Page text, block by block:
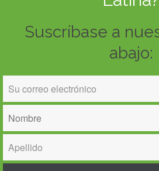
Suscríbase a
abajo: